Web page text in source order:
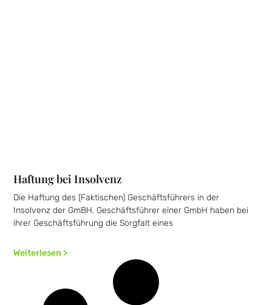
Haftung bei Insolvenz
Die Haftung des (Faktischen) Geschäftsführers in der
Insolvenz der GmBH. Geschäftsführer einer GmbH haben bei
ihrer Geschäftsführung die Sorgfalt eines
Weiterlesen >